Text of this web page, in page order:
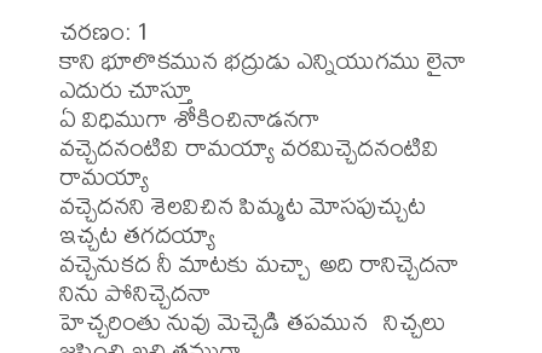
చరణం: 1
కాని భూలొకమున భద్రుడు ఎన్నియుగము లైనా
ఎదురు చూస్తూ
ఏ విధిముగా శోకించినాడనగా
వచ్చెదనంటివి రామయ్యా వరమిచ్చెదనంటివి
రామయ్యా
వచ్చెదనని శెలవిచిన పిమ్మట మోసపుచ్చుట
ఇచ్చట తగదయ్యా
వచ్చెనుకద నీ మాటకు మచ్చా అది రానిచ్చెదనా
నిను పోనిచ్చెదనా
హెచ్చరింతు నువు మెచ్చెడి తపమున  నిచ్చలు